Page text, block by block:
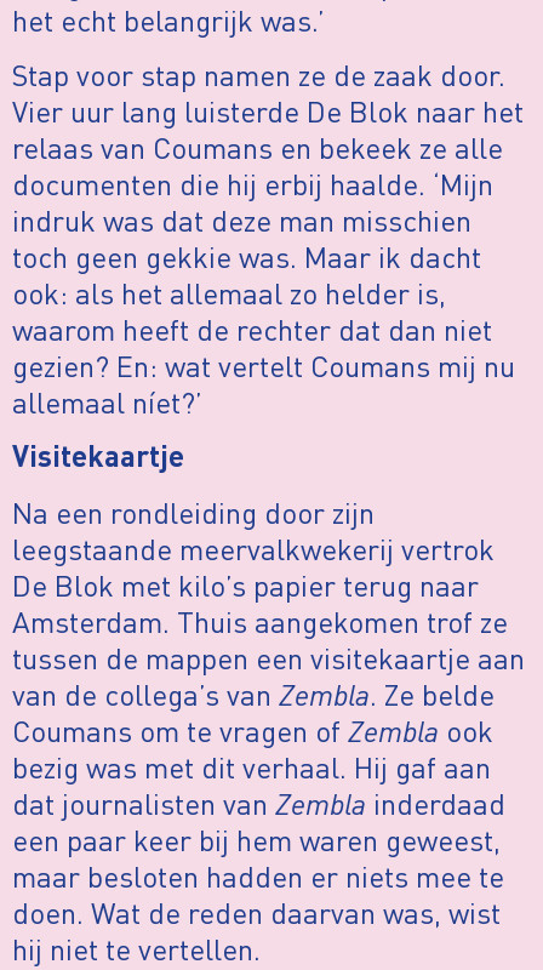
het echt belangrijk was.’
Stap voor stap namen ze de zaak door.
Vier uur lang luisterde De Blok naar het
relaas van Coumans en bekeek ze alle
documenten die hij erbij haalde. ‘Mijn
indruk was dat deze man misschien
toch geen gekkie was. Maar ik dacht
ook: als het allemaal zo helder is,
waarom heeft de rechter dat dan niet
gezien? En: wat vertelt Coumans mij nu
allemaal níet?’
Visitekaartje
Na een rondleiding door zijn
leegstaande meervalkwekerij vertrok
De Blok met kilo’s papier terug naar
Amsterdam. Thuis aangekomen trof ze
tussen de mappen een visitekaartje aan
van de collega’s van Zembla. Ze belde
Coumans om te vragen of Zembla ook
bezig was met dit verhaal. Hij gaf aan
dat journalisten van Zembla inderdaad
een paar keer bij hem waren geweest,
maar besloten hadden er niets mee te
doen. Wat de reden daarvan was, wist
hij niet te vertellen.